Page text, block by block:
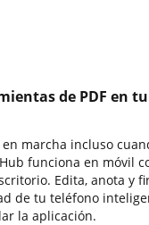
de PDF en
marcha incluso
funciona en móvil
Edita, anota y
de tu teléfono
la aplicación.